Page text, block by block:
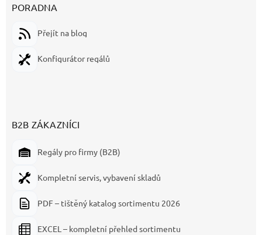
PORADNA
Přejít na blog
Konfigurátor regálů
B2B ZÁKAZNÍCI
Regály pro firmy (B2B)
Kompletní servis, vybavení skladů
PDF – tištěný katalog sortimentu 2026
EXCEL – kompletní přehled sortimentu